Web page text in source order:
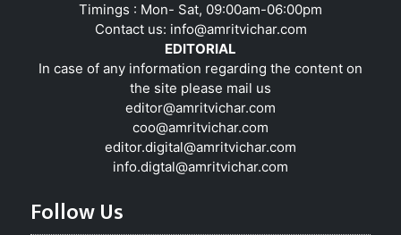
Timings : Mon- Sat, 09:00am-06:00pm
Contact us: info@amritvichar.com
EDITORIAL
In case of any information regarding the content on
the site please mail us
editor@amritvichar.com
coo@amritvichar.com
editor.digital@amritvichar.com
info.digtal@amritvichar.com
Follow Us